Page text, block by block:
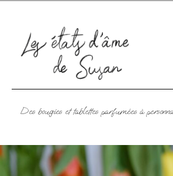
Des bougies et tablettes parfumées à